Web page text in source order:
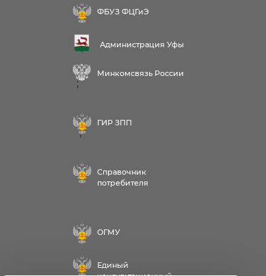
ФБУЗ ФЦГиЭ
Администрация Уфы
Минкомсвязь России
;
ГИР ЗПП
;
Справочник
потребителя
ОГМУ
Единый